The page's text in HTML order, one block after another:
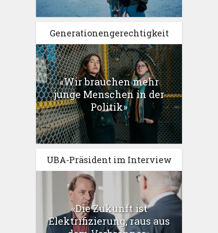
Generationengerechtigkeit
«Wir brauchen mehr
junge Menschen in der
Politik»
UBA-Präsident im Interview
«Die Zukunft ist
Elektrifizierung, raus aus